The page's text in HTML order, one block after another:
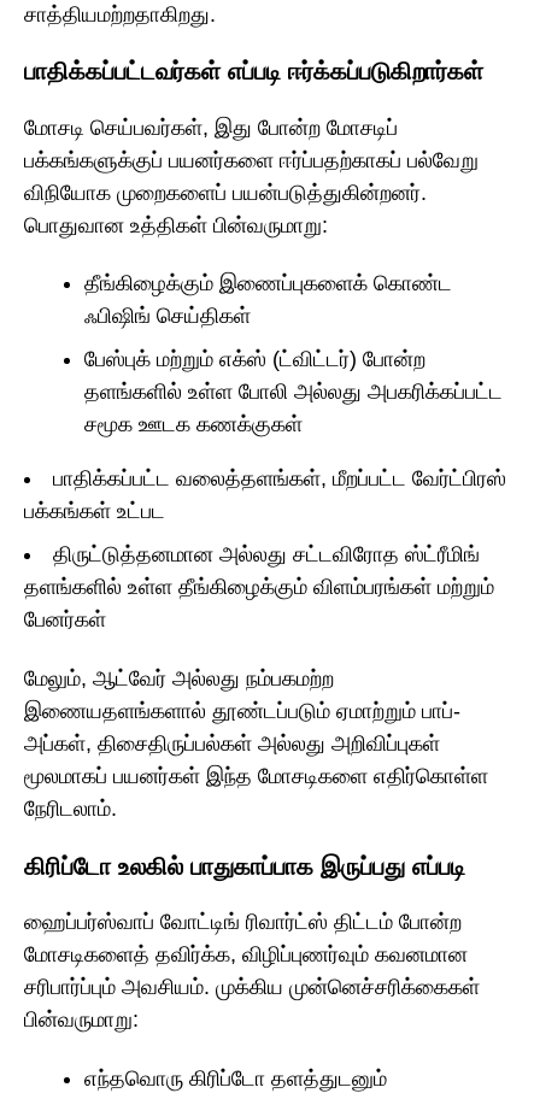
சாத்தியமற்றதாகிறது.
பாதிக்கப்பட்டவர்கள் எப்படி ஈர்க்கப்படுகிறார்கள்
மோசடி செய்பவர்கள், இது போன்ற மோசடிப்
பக்கங்களுக்குப் பயனர்களை ஈர்ப்பதற்காகப் பல்வேறு
விநியோக முறைகளைப் பயன்படுத்துகின்றனர்.
பொதுவான உத்திகள் பின்வருமாறு:
தீங்கிழைக்கும் இணைப்புகளைக் கொண்ட
ஃபிஷிங் செய்திகள்
பேஸ்புக் மற்றும் எக்ஸ் (ட்விட்டர்) போன்ற
தளங்களில் உள்ள போலி அல்லது அபகரிக்கப்பட்ட
சமூக ஊடக கணக்குகள்
பாதிக்கப்பட்ட வலைத்தளங்கள், மீறப்பட்ட வேர்ட்பிரஸ்
பக்கங்கள் உட்பட
திருட்டுத்தனமான அல்லது சட்டவிரோத ஸ்ட்ரீமிங்
தளங்களில் உள்ள தீங்கிழைக்கும் விளம்பரங்கள் மற்றும்
பேனர்கள்
மேலும், ஆட்வேர் அல்லது நம்பகமற்ற
இணையதளங்களால் தூண்டப்படும் ஏமாற்றும் பாப்-
அப்கள், திசைதிருப்பல்கள் அல்லது அறிவிப்புகள்
மூலமாகப் பயனர்கள் இந்த மோசடிகளை எதிர்கொள்ள
நேரிடலாம்.
கிரிப்டோ உலகில் பாதுகாப்பாக இருப்பது எப்படி
ஹைப்பர்ஸ்வாப் வோட்டிங் ரிவார்ட்ஸ் திட்டம் போன்ற
மோசடிகளைத் தவிர்க்க, விழிப்புணர்வும் கவனமான
சரிபார்ப்பும் அவசியம். முக்கிய முன்னெச்சரிக்கைகள்
பின்வருமாறு:
எந்தவொரு கிரிப்டோ தளத்துடனும்